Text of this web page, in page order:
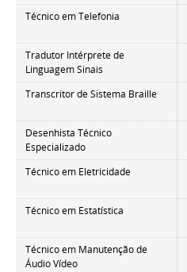
Técnico em Telefonia
Tradutor Intérprete de
Linguagem Sinais
Transcritor de Sistema Braille
Desenhista Técnico
Especializado
Técnico em Eletricidade
Técnico em Estatística
Técnico em Manutenção de
Áudio Vídeo